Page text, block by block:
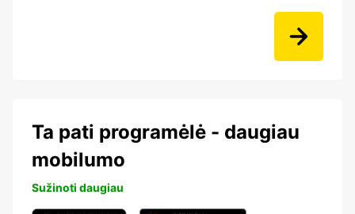
Ta pati programėlė - daugiau
mobilumo
Sužinoti daugiau